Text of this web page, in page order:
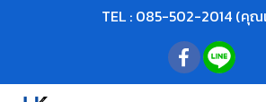
TEL : 085-502-2014 (คุ